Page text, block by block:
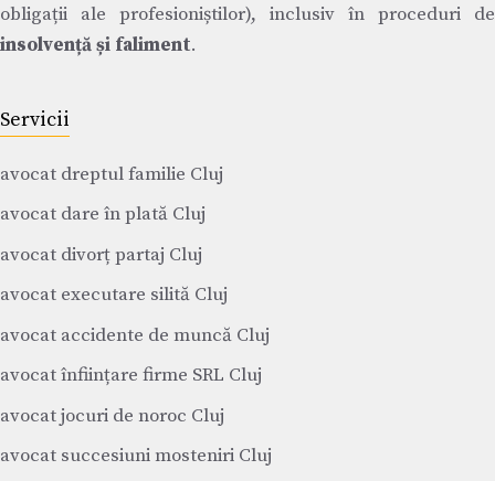
obligații ale profesioniștilor), inclusiv în proceduri de
insolvență și faliment.
Servicii
avocat dreptul familie Cluj
avocat dare în plată Cluj
avocat divorț partaj Cluj
avocat executare silită Cluj
avocat accidente de muncă Cluj
avocat înființare firme SRL Cluj
avocat jocuri de noroc Cluj
avocat succesiuni mosteniri Cluj